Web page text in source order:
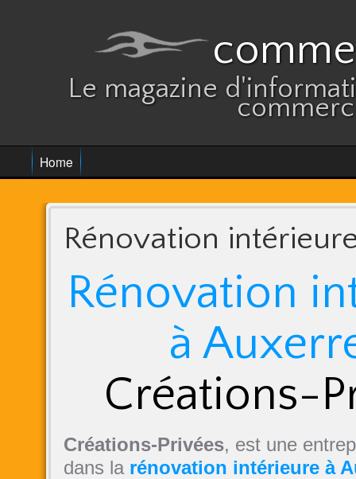
Le magazine
Home
Rénovation
Rénovation
à
Créations-
Créations-Privées, est une
dans la rénovation intérieure à